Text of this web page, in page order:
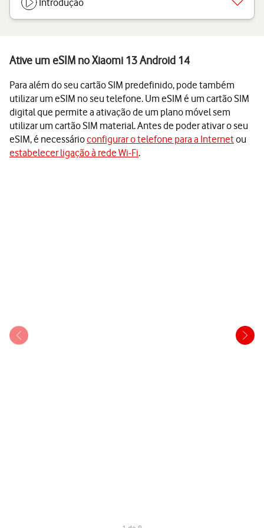
Introdução
Ative um eSIM no Xiaomi 13 Android 14
Para além do seu cartão SIM predefinido, pode também
utilizar um eSIM no seu telefone. Um eSIM é um cartão SIM
digital que permite a ativação de um plano móvel sem
utilizar um cartão SIM material. Antes de poder ativar o seu
eSIM, é necessárioconfigurar o telefone para a Internetou
estabelecer ligação à rede Wi-Fi.